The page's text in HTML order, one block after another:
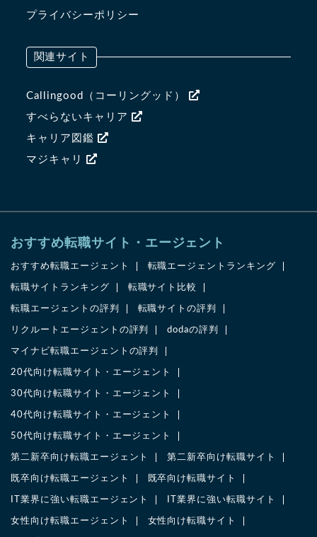
プライバシーポリシー
関連サイト
Callingood（コーリングッド）
すべらないキャリア
キャリア図鑑
マジキャリ
おすすめ転職サイト・エージェント
おすすめ転職エージェント 転職エージェントランキング
転職サイトランキング 転職サイト比較
転職エージェントの評判 転職サイトの評判
リクルートエージェントの評判 dodaの評判
マイナビ転職エージェントの評判
20代向け転職サイト・エージェント
30代向け転職サイト・エージェント
40代向け転職サイト・エージェント
50代向け転職サイト・エージェント
第二新卒向け転職エージェント 第二新卒向け転職サイト
既卒向け転職エージェント 既卒向け転職サイト
IT業界に強い転職エージェント IT業界に強い転職サイト
女性向け転職エージェント 女性向け転職サイト